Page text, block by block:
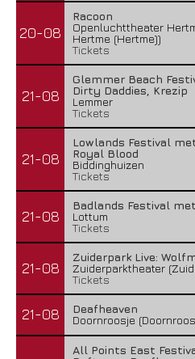
20-08
Racoon
Openluchttheater
Hertme (Hertme))
Tickets
21-08
Glemmer Beach
Dirty Daddies, Krezip
Lemmer
Tickets
21-08
Lowlands Festival
Royal Blood
Biddinghuizen
Tickets
21-08
Badlands Festival
Lottum
Tickets
21-08
Zuiderpark Live:
Zuiderparktheater
Tickets
21-08
Deafheaven
Doornroosje
All Points East